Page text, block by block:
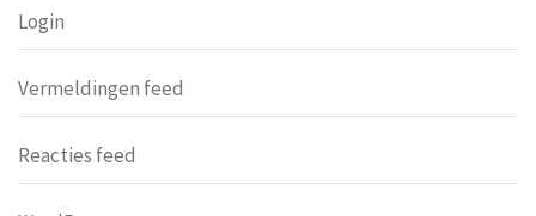
Login
Vermeldingen feed
Reacties feed